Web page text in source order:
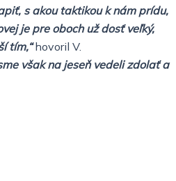
s akou taktikou k nám prídu,
je pre oboch už dosť veľký,
tím,“hovoril V.
však na jeseň vedeli zdolať a